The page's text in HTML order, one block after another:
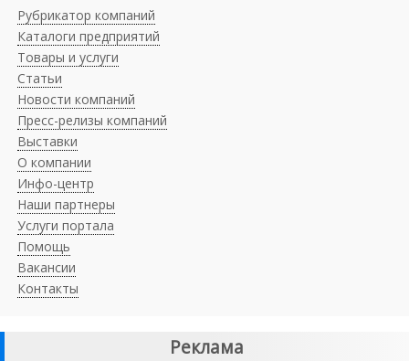
Рубрикатор компаний
Каталоги предприятий
Товары и услуги
Статьи
Новости компаний
Пресс-релизы компаний
Выставки
О компании
Инфо-центр
Наши партнеры
Услуги портала
Помощь
Вакансии
Контакты
Реклама